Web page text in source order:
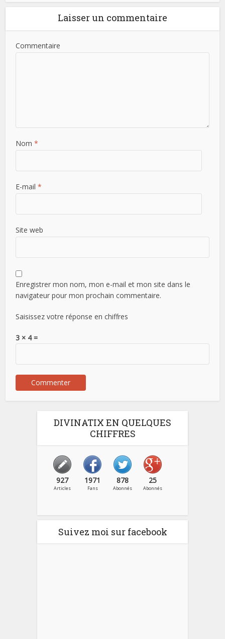
Laisser un commentaire
Commentaire
Nom*
E-mail*
Site web
Enregistrer mon nom, mon e-mail et mon site dans le
navigateur pour mon prochain commentaire.
Saisissez votre réponse en chiffres
3 × 4 =
DIVINATIX EN QUELQUES
CHIFFRES
927
Articles
1971
Fans
878
Abonnés
25
Abonnés
Suivez moi sur facebook